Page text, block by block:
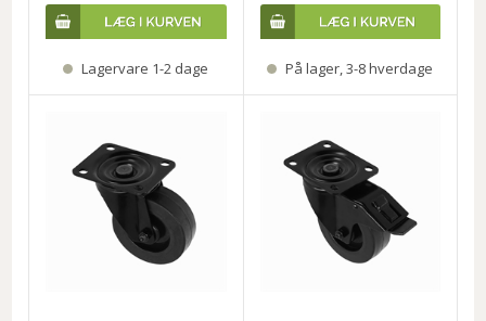
Lagervare 1-2 dage På lager, 3-8 hverdage